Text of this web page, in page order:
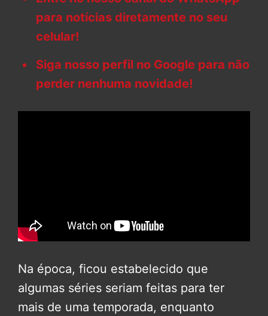
para notícias diretamente no seu
celular!
Siga nosso perfil no Google para não
perder nenhuma novidade!
Na época, ficou estabelecido que
algumas séries seriam feitas para ter
mais de uma temporada, enquanto